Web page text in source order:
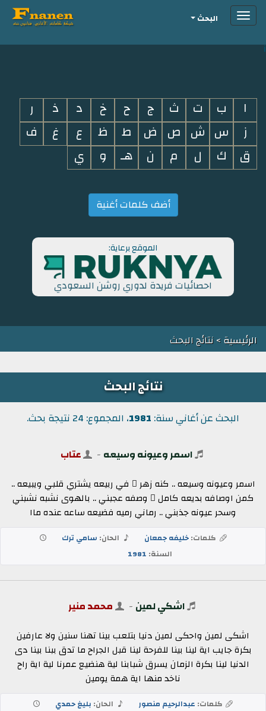
i
Toggleالبحث
ا ب ت ث ج ح خ د ذ
ر
ز
س ش ص ض ط ظ ع غ
ف
ق
ك ل م ن هـ و ي
أضف كلمات أغنية
الموقع برعاية:
احصائيات فريدة لدوري روشن السعودي
الرئيسية> نتائج البحث
نتائج البحث
البحث عن أغاني سنة: 1981، المجموع: 24 نتيجة بحث.
اسمر وعيونه وسيعه - عتاب
اسمر وعيونه وسيعه .. كنه زهر ٍ في ربيعه يشتري قلبي ويبيعه ..
كمن اوصافه بديعه كامل ٍ وصفه عجبني .. بالهوى نشبه نشبني
وسحر عيونه جذبني .. رماني رميه فضيعه ساعه عنده ماا
كلمات:خليفه جمعان الحان: سامي ترك
السنة: 1981
اشكي لمين - محمد منير
اشكى لمين واحكى لمين دنيا بتلعب بينا تهنا سنين ولا عارفين
بكرة جايب اية لينا بينا للفرحة لينا قبل الجراح ما تدق ببنا بينا دى
الدنيا لينا بكرة الزمان يسرق شبابنا لية هنضيع عمرنا لية اية راح
ناخد منها اية همة يومين
كلمات: عبدالرحيم منصور الحان: بليغ حمدي